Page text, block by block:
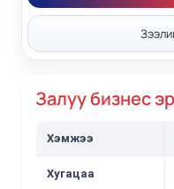
Залуу бизнес
Хэмжээ
Хугацаа